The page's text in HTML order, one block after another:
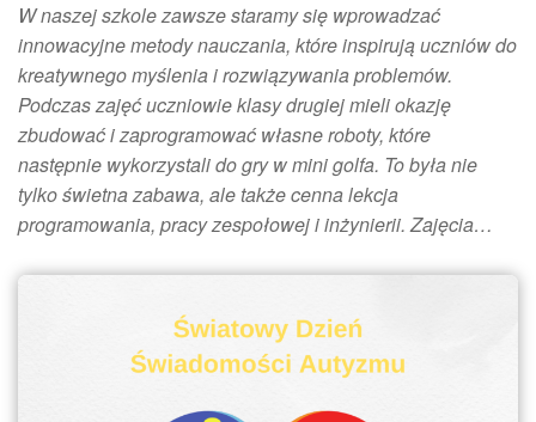
W naszej szkole zawsze staramy się wprowadzać
innowacyjne metody nauczania, które inspirują uczniów do
kreatywnego myślenia i rozwiązywania problemów.
Podczas zajęć uczniowie klasy drugiej mieli okazję
zbudować i zaprogramować własne roboty, które
następnie wykorzystali do gry w mini golfa. To była nie
tylko świetna zabawa, ale także cenna lekcja
programowania, pracy zespołowej i inżynierii. Zajęcia…